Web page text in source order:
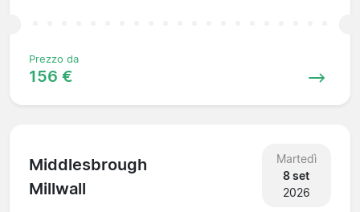
Prezzo da
156 €
Middlesbrough
Millwall
Martedì
8 set
2026